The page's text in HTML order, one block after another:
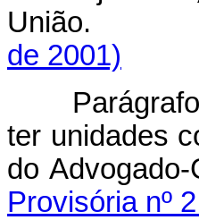
de 2001)
ter unidades
do
Provisória nº